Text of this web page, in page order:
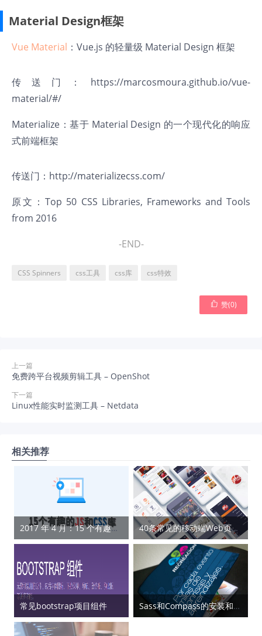
Material Design框架
Vue Material ：Vue.js 的轻量级 Material Design 框架
传送门： https://marcosmoura.github.io/vue-
material/#/
Materialize ：基于 Material Design 的一个现代化的响应
式前端框架
传送门： http://materializecss.com/
原文：Top 50 CSS Libraries, Frameworks and Tools
from 2016
-END-
CSS Spinners css工具 css库 css特效
 赞(0)
上一篇
免费跨平台视频剪辑工具 – OpenShot
下一篇
Linux性能实时监测工具 – Netdata
相关推荐
2017 年 4 月：15 个有趣的 JS 和 CSS 库 40条常见的移动端Web页面问题解决方案
常见bootstrap项目组件 Sass和Compass的安装和使用方法